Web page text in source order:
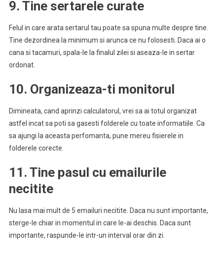
9. Tine sertarele curate
Felul in care arata sertarul tau poate sa spuna multe despre tine.
Tine dezordinea la minimum si arunca ce nu folosesti. Daca ai o
cana si tacamuri, spala-le la finalul zilei si aseaza-le in sertar
ordonat.
10. Organizeaza-ti monitorul
Dimineata, cand aprinzi calculatorul, vrei sa ai totul organizat
astfel incat sa poti sa gasesti folderele cu toate informatiile. Ca
sa ajungi la aceasta perfomanta, pune mereu fisierele in
folderele corecte.
11. Tine pasul cu emailurile
necitite
Nu lasa mai mult de 5 emailuri necitite. Daca nu sunt importante,
sterge-le chiar in momentul in care le-ai deschis. Daca sunt
importante, raspunde-le intr-un interval orar din zi.